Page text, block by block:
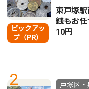
ピックアッ
プ（PR）
東戸塚
銭もお
10円
2
戸塚区・